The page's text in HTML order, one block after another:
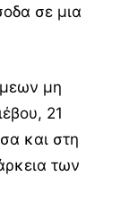
σε μια
μη
21
και στη
των